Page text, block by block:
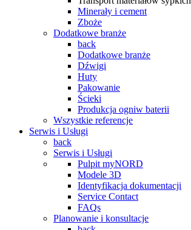
Minerały i cement
Zboże
Dodatkowe branże
back
Dodatkowe branże
Dźwigi
Huty
Pakowanie
Ścieki
Produkcja ogniw baterii
Wszystkie referencje
Serwis i Usługi
back
Serwis i Usługi
Pulpit myNORD
Modele 3D
Identyfikacja dokumentacji
Service Contact
FAQs
Planowanie i konsultacje